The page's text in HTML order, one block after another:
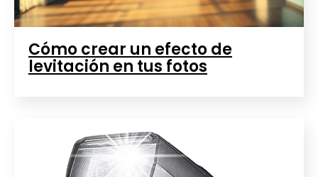
Cómo crear un efecto de
levitación en tus fotos